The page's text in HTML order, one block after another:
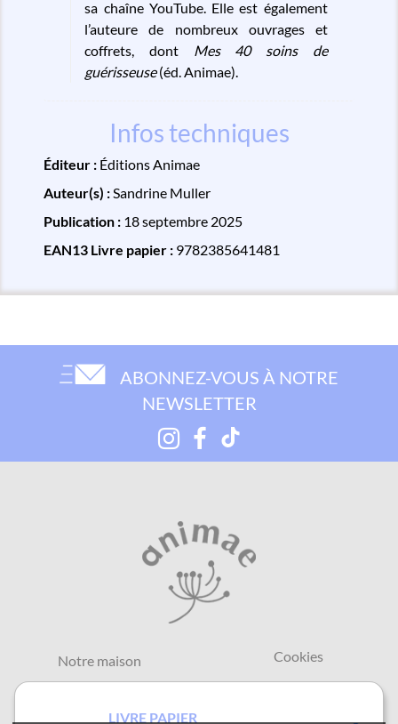
LIVRE PAPIER
sa chaîne YouTube. Elle est également
l’auteure de nombreux ouvrages et
coffrets, dont
Mes 40 soins de
guérisseuse(éd. Animae).
Infos techniques
Éditeur : Éditions Animae
Auteur(s) : Sandrine Muller
Publication : 18 septembre 2025
EAN13 Livre papier : 9782385641481
ABONNEZ-VOUS À NOTRE
NEWSLETTER
Notre maison
CGU
Cookies